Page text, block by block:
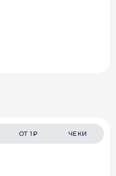
ОТ 1₽ ЧЕКИ